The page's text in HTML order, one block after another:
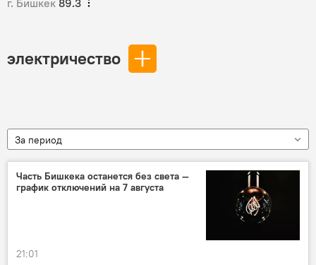
г. Бишкек 89.3
электричество
За период
Часть Бишкека останется без света —
график отключений на 7 августа
21:01